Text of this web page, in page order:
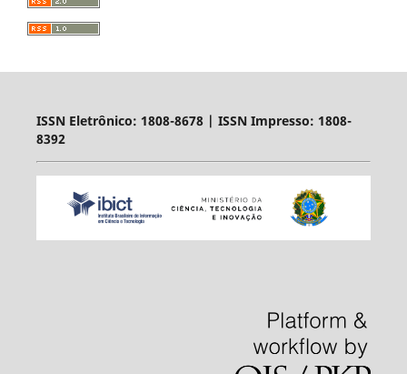
ISSN Eletrônico: 1808-8678 | ISSN Impresso: 1808-
8392